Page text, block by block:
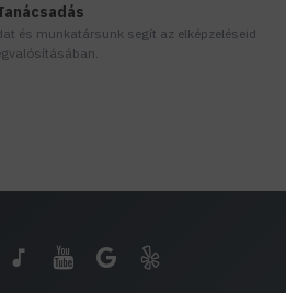
és munkatársunk segít az elképzeléseid